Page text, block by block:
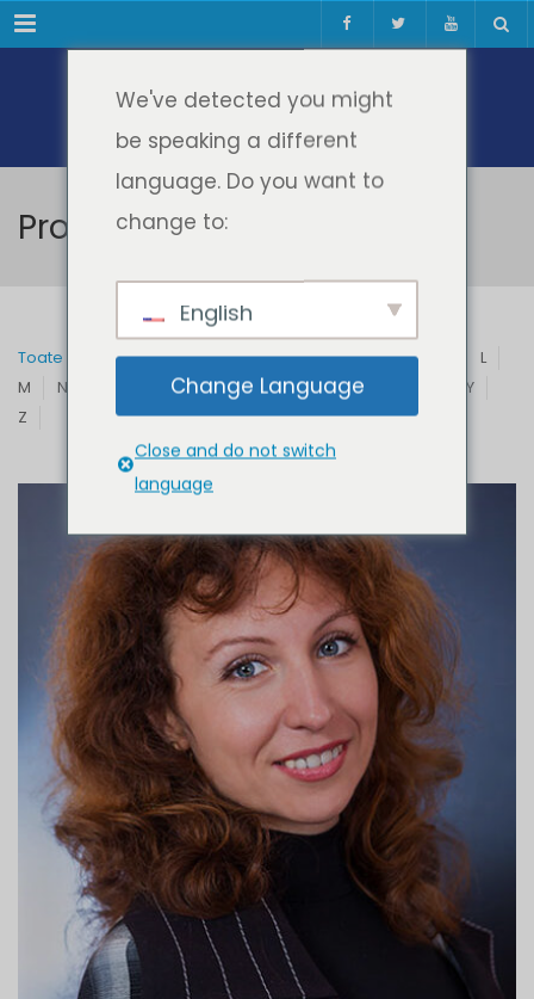
Meniul
Profesori & Invitați
Toate B C D E F G H I J
L
M
N Q R S T U V
Y
Z
We've detected you might
be speaking a different
language. Do you want to
change to:
English
Change Language
Close and do not switch
language